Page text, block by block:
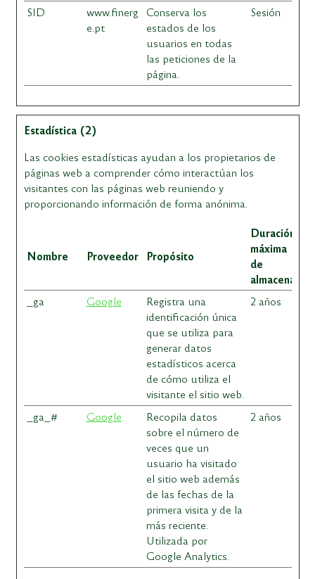
SID
www.finerg
e.pt
Conserva los
estados de los
usuarios en todas
las peticiones de la
página.
Sesión
Estadística (2)
Las cookies estadísticas ayudan a los propietarios de
páginas web a comprender cómo interactúan los
visitantes con las páginas web reuniendo y
proporcionando información de forma anónima.
Nombre Proveedor Propósito
Duración
máxima
de
_ga Google
Registra una
identificación única
que se utiliza para
generar datos
estadísticos acerca
de cómo utiliza el
visitante el sitio web.
2 años
_ga_# Google
Recopila datos
sobre el número de
veces que un
usuario ha visitado
el sitio web además
de las fechas de la
primera visita y de la
más reciente.
Utilizada por
Google Analytics.
2 años